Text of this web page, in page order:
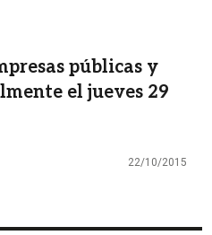
públicas y
el jueves 29
22/10/2015